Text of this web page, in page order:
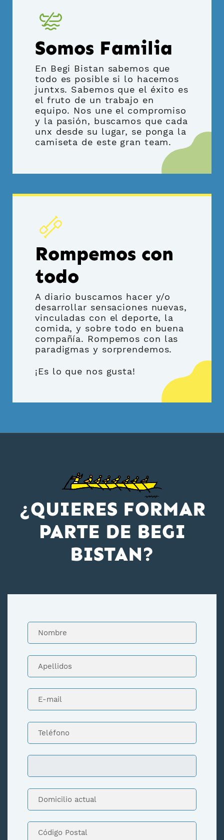
Somos Familia
En Begi Bistan sabemos que
todo es posible si lo hacemos
juntxs. Sabemos que el éxito es
el fruto de un trabajo en
equipo. Nos une el compromiso
y la pasión, buscamos que cada
unx desde su lugar, se ponga la
camiseta de este gran team.
Rompemos con
todo
A diario buscamos hacer y/o
desarrollar sensaciones nuevas,
vinculadas con el deporte, la
comida, y sobre todo en buena
compañía. Rompemos con las
paradigmas y sorprendemos.
¡Es lo que nos gusta!
¿QUIERES FORMAR
PARTE DE BEGI
BISTAN?